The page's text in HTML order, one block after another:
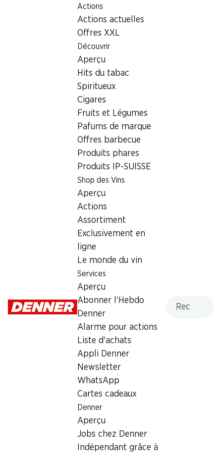
Actions
Actions actuelles
Offres XXL
Découvrir
Aperçu
Hits du tabac
Spiritueux
Cigares
Fruits et Légumes
Pafums de marque
Offres barbecue
Produits phares
Produits IP-SUISSE
Shop des Vins
Aperçu
Actions
Assortiment
Exclusivement en
ligne
Le monde du vin
Services
Aperçu
Abonner l'Hebdo
Denner
Alarme pour actions
Liste d'achats
Appli Denner
Newsletter
WhatsApp
Cartes cadeaux
Denner
Aperçu
Jobs chez Denner
Indépendant grâce à
Localisateur de succursales
Succursale Denner Mossgasse 20, 6210 Sursee
6210 Sursee, Surental Center
Succursale Denner
Mossgasse 20, 6210 Sursee
Heures d'ouverture
Jeudi
Heures d'ouverture spéciales
Ven., 14.08.2026
Sam., 15.08.2026
Retrait d'espèces avec la carte